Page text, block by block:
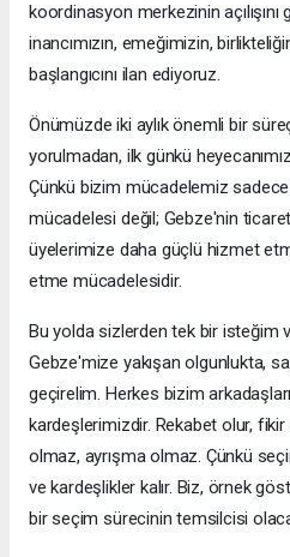
koordinasyon merkezinin
inancımızın, emeğimizin,
başlangıcını ilan ediyoruz.
Önümüzde iki aylık önemli bir
yorulmadan, ilk günkü
Çünkü bizim mücadelemiz
mücadelesi değil; Gebze'nin
üyelerimize daha güçlü hizmet
etme mücadelesidir.
Bu yolda sizlerden tek bir isteğim
Gebze'mize yakışan olgunlukta,
geçirelim. Herkes bizim
kardeşlerimizdir. Rekabet olur, fikir
olmaz, ayrışma olmaz. Çünkü
ve kardeşlikler kalır. Biz, örnek
bir seçim sürecinin temsilcisi